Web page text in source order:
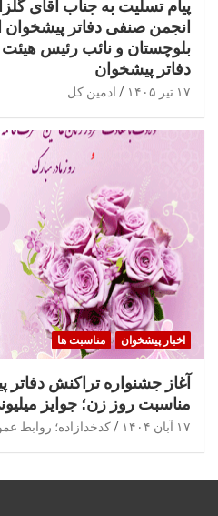
پیام تسلیت به جناب آقای
انجمن صنفی دفاتر
بلوچستان و نائب رئیس
دفاتر پیشخوان
۱۷ تیر ۱۴۰۵ ادمین کل
اخبار پیشخوان مناسبت ها
آغاز جشنواره تراکنش
مناسبت روز زن؛ جوایز میلیونی برای
۱۷ آبان ۱۴۰۴ کدخدازاده؛ روابط